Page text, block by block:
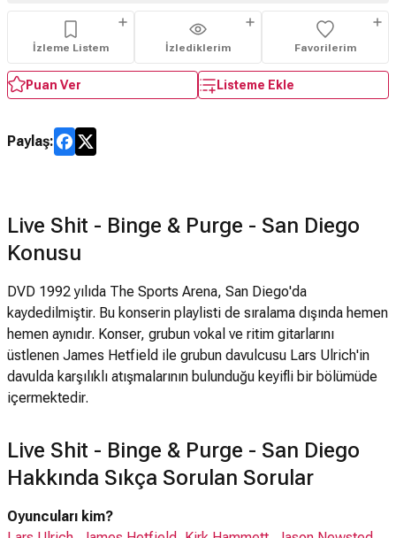
İzleme Listem İzlediklerim Favorilerim
Puan Ver Listeme Ekle
Paylaş:
Live Shit - Binge & Purge - San Diego
Konusu
DVD 1992 yılıda The Sports Arena, San Diego'da
kaydedilmiştir. Bu konserin playlisti de sıralama dışında hemen
hemen aynıdır. Konser, grubun vokal ve ritim gitarlarını
üstlenen James Hetfield ile grubun davulcusu Lars Ulrich'in
davulda karşılıklı atışmalarının bulunduğu keyifli bir bölümüde
içermektedir.
Live Shit - Binge & Purge - San Diego
Hakkında Sıkça Sorulan Sorular
Oyuncuları kim?